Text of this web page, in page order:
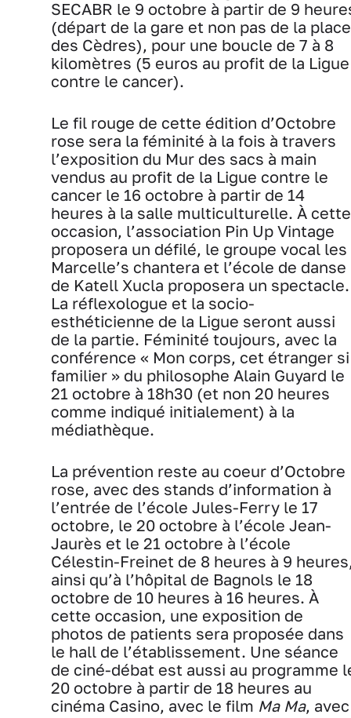
SECABR le 9 octobre à partir de 9
(départ de la gare et non pas de la place
des Cèdres), pour une boucle de 7 à 8
kilomètres (5 euros au profit de la Ligue
contre le cancer).
Le fil rouge de cette édition d’Octobre
rose sera la féminité à la fois à travers
l’exposition du Mur des sacs à main
vendus au profit de la Ligue contre le
cancer le 16 octobre à partir de 14
heures à la salle multiculturelle. À cette
occasion, l’association Pin Up Vintage
proposera un défilé, le groupe vocal les
Marcelle’s chantera et l’école de danse
de Katell Xucla proposera un spectacle.
La réflexologue et la socio-
esthéticienne de la Ligue seront aussi
de la partie. Féminité toujours, avec la
conférence « Mon corps, cet étranger si
familier » du philosophe Alain Guyard le
21 octobre à 18h30 (et non 20 heures
comme indiqué initialement) à la
médiathèque.
La prévention reste au coeur d’Octobre
rose, avec des stands d’information à
l’entrée de l’école Jules-Ferry le 17
octobre, le 20 octobre à l’école Jean-
Jaurès et le 21 octobre à l’école
Célestin-Freinet de 8 heures à 9
ainsi qu’à l’hôpital de Bagnols le 18
octobre de 10 heures à 16 heures. À
cette occasion, une exposition de
photos de patients sera proposée dans
le hall de l’établissement. Une séance
de ciné-débat est aussi au programme
20 octobre à partir de 18 heures au
cinéma Casino, avec le film Ma Ma, avec